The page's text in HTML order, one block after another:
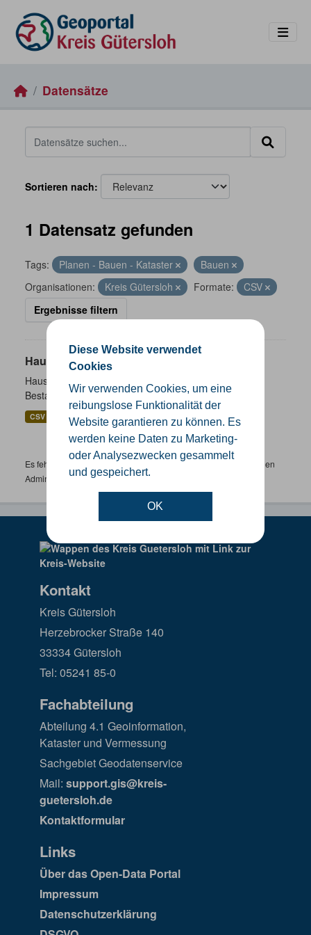
Diese Website verwendet
Cookies
Wir verwenden Cookies, um eine
reibungslose Funktionalität der
Website garantieren zu können. Es
werden keine Daten zu Marketing-
oder Analysezwecken gesammelt
und gespeichert.
OK
Datensätze
Sortieren nach
1 Datensatz gefunden
Tags: Planen - Bauen - Kataster
Bauen
Organisationen:
Kreis Gütersloh Formate:
CSV
Ergebnisse filtern
Hausnummernkoordinaten
Hausnummernkoordinaten abgeleitet aus dem ALKIS-
Bestand
CSV GeoJSON
Es fehlen spezifische Datensätze? Wenden Sie sich bitte an einen
Administrator unter:support.gis@kreis-guetersloh.de
Kontakt
Kreis Gütersloh
Herzebrocker Straße 140
33334 Gütersloh
Tel: 05241 85-0
Fachabteilung
Abteilung 4.1 Geoinformation,
Kataster und Vermessung
Sachgebiet Geodatenservice
Mail: support.gis@kreis-
guetersloh.de
Kontaktformular
Links
Über das Open-Data Portal
Impressum
Datenschutzerklärung